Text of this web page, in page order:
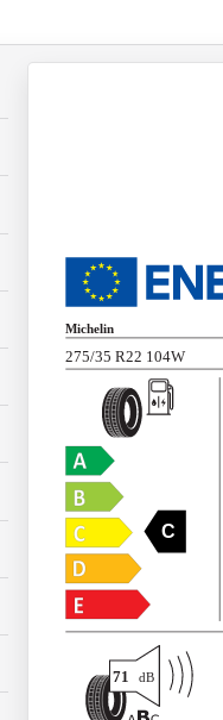
Michelin
275/35 R22 104W
C
71 dB